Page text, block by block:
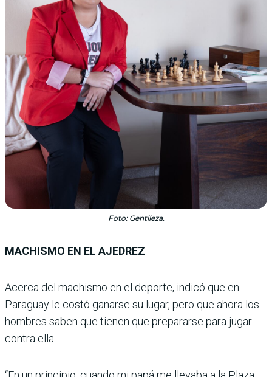
Foto: Gentileza.
MACHISMO EN EL AJEDREZ
Acerca del machismo en el deporte, indicó que en
Paraguay le costó ganarse su lugar, pero que ahora los
hombres saben que tienen que prepararse para jugar
contra ella.